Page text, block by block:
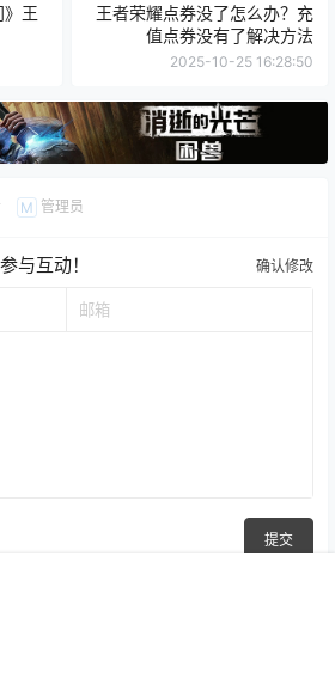
》王
王者荣耀点券没了怎么办？充
值点券没有了解决方法
2025-10-25 16:28:50
M 管理员
与互动！ 确认修改
提交